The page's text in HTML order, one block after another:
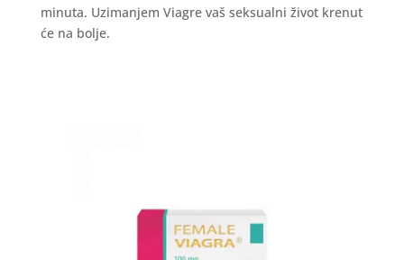
minuta. Uzimanjem Viagre vaš seksualni život krenut
će na bolje.